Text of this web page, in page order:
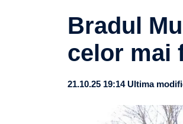
Bradul
celor mai
21.10.25 19:14 Ultima